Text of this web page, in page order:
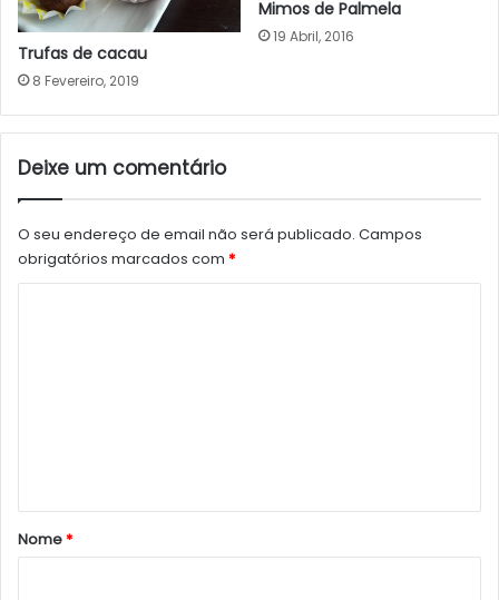
Trufas de cacau
8 Fevereiro, 2019
Mimos de Palmela
19 Abril, 2016
Deixe um comentário
O seu endereço de email não será publicado. Campos
obrigatórios marcados com *
r
Nome*